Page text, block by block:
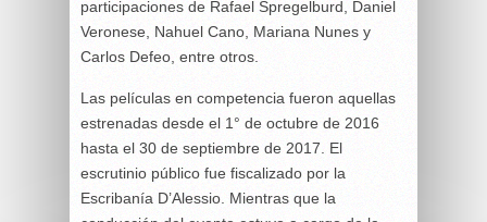
participaciones de Rafael Spregelburd, Daniel
Veronese, Nahuel Cano, Mariana Nunes y
Carlos Defeo, entre otros.
Las películas en competencia fueron aquellas
estrenadas desde el 1° de octubre de 2016
hasta el 30 de septiembre de 2017. El
escrutinio público fue fiscalizado por la
Escribanía D’Alessio. Mientras que la